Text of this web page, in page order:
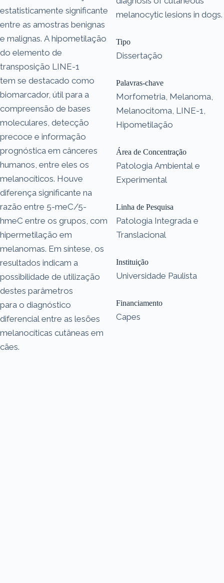
estatisticamente significante
entre as amostras benignas
e malignas. A hipometilação
do elemento de
transposição LINE-1
tem se destacado como
biomarcador, útil para a
compreensão de bases
moleculares, detecção
precoce e informação
prognóstica em cânceres
humanos, entre eles os
melanocíticos. Houve
diferença significante na
razão entre 5-meC/5-
hmeC entre os grupos, com
hipermetilação em
melanomas. Em síntese, os
resultados indicam a
possibilidade de utilização
destes parâmetros
para o diagnóstico
diferencial entre as lesões
melanocíticas cutâneas em
cães.
melanocytic lesions in dogs.
Tipo
Dissertação
Palavras-chave
Morfometria, Melanoma,
Melanocitoma, LINE-1,
Hipometilação
Área de Concentração
Patologia Ambiental e
Experimental
Linha de Pesquisa
Patologia Integrada e
Translacional
Instituição
Universidade Paulista
Financiamento
Capes